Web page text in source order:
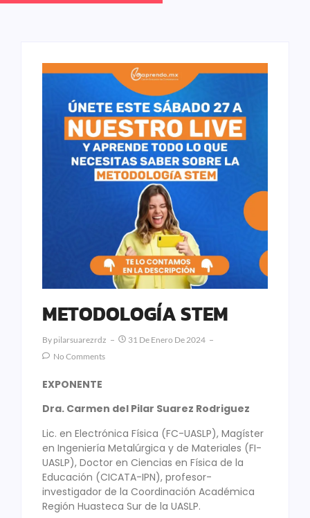
METODOLOGÍA STEM
By Pilarsuarezrdz
31 De Enero De 2024
No Comments
EXPONENTE
Dra. Carmen del Pilar Suarez Rodriguez
Lic. en Electrónica Física (FC-UASLP), Magíster
en Ingeniería Metalúrgica y de Materiales (FI-
UASLP), Doctor en Ciencias en Física de la
Educación (CICATA-IPN), profesor-
investigador de la Coordinación Académica
Región Huasteca Sur de la UASLP.